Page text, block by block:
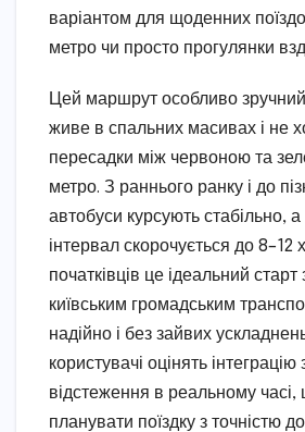
варіантом для щоденних
метро чи просто прогулянки
Цей маршрут особливо
живе в спальних масивах і не
пересадки між червоною та
метро. З раннього ранку і до
автобуси курсують стабільно, а
інтервал скорочується до 8–12
початківців це ідеальний
київським громадським
надійно і без зайвих
користувачі оцінять
відстеження в реальному
планувати поїздку з точністю